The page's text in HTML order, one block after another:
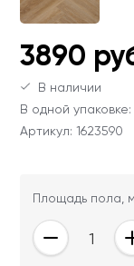
Ваши
3890
В наличии
В одной упаковке:
Артикул: 1623590
Площадь пола,